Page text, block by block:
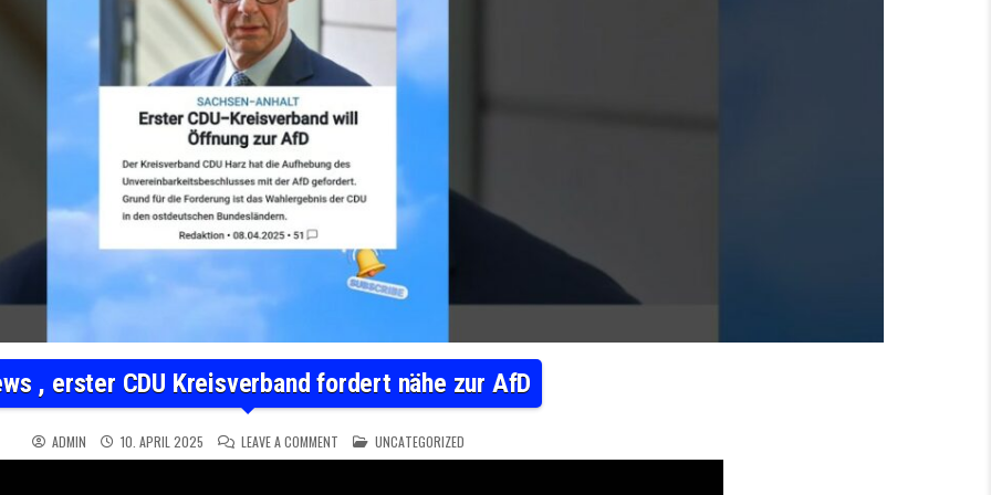
, erster CDU Kreisverband fordert nähe zur AfD
ADMIN 10. APRIL 2025 LEAVE A COMMENTON #NEWS , ERSTER CDU KREISVERBAND FORDERT NÄHE ZUR AFD
POSTED IN
UNCATEGORIZED